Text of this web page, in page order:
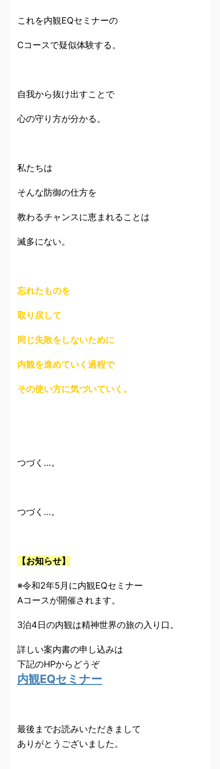
これを内観EQセミナーの
Cコースで疑似体験する。
自我から抜け出すことで
心の守り方が分かる。
私たちは
そんな防御の仕方を
教わるチャンスに恵まれることは
滅多にない。
忘れたものを
取り戻して
同じ失敗をしないために
内観を進めていく過程で
その使い方に気づいていく。
つづく…。
つづく…。
【お知らせ】
※令和2年5月に内観EQセミナー
Aコースが開催されます。
3泊4日の内観は精神世界の旅の入り口。
詳しい案内書の申し込みは
下記のHPからどうぞ
内観EQセミナー
最後までお読みいただきまして
ありがとうございました。